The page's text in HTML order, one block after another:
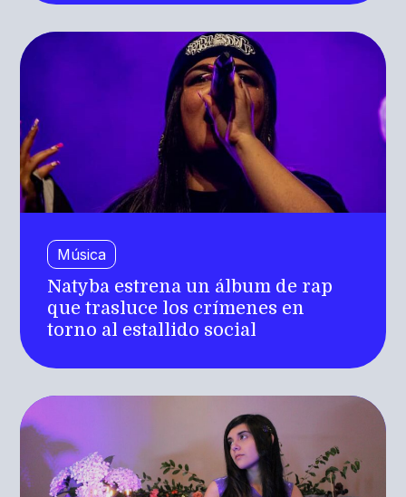
Música
Natyba estrena un álbum de rap
que trasluce los crímenes en
torno al estallido social